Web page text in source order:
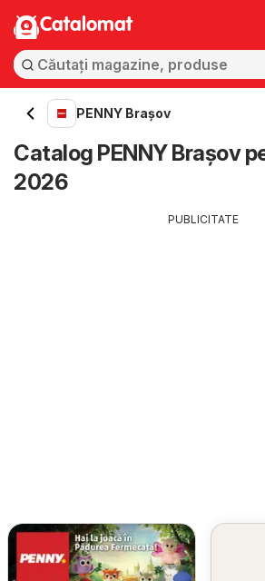
Catalomat
PENNY Brașov
Catalog PENNY Brașov
2026
PUBLICITATE